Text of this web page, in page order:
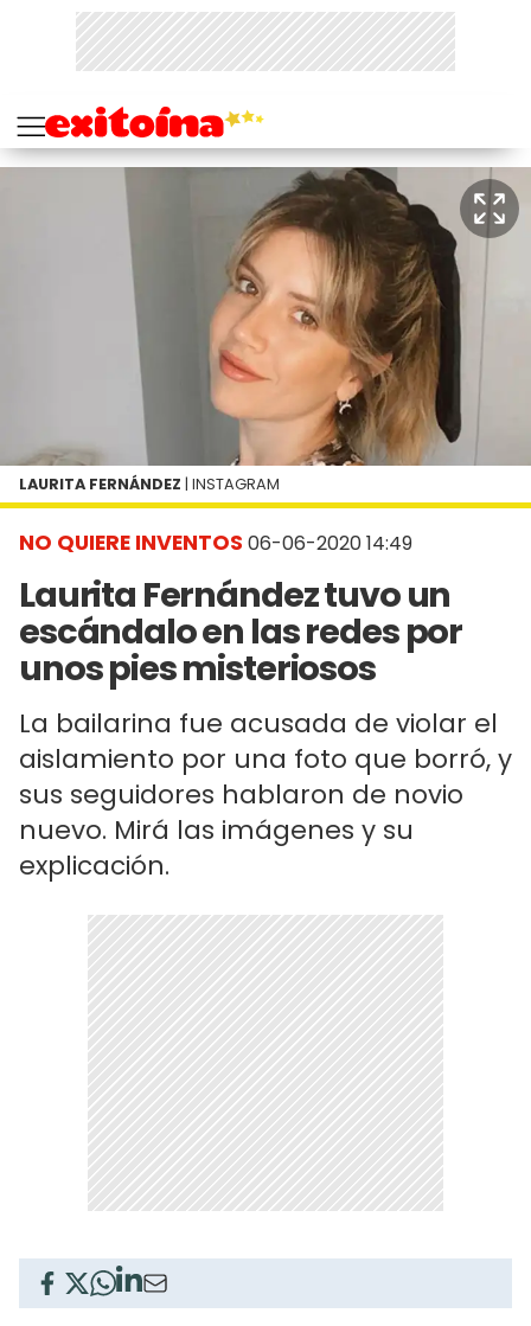
NO QUIERE INVENTOS 06-06-2020 14:49
Laurita Fernández tuvo un
escándalo en las redes por
unos pies misteriosos
La bailarina fue acusada de violar el
aislamiento por una foto que borró, y
sus seguidores hablaron de novio
nuevo. Mirá las imágenes y su
explicación.
LAURITA FERNÁNDEZ | INSTAGRAM